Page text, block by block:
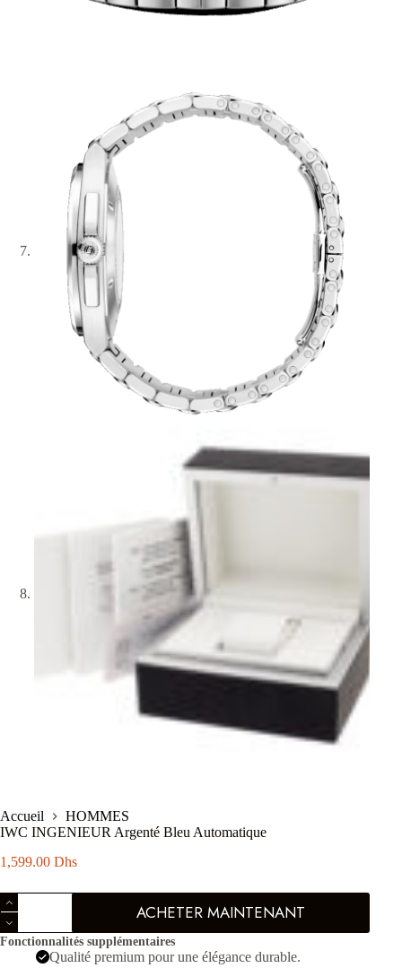
Accueil
HOMMES
IWC INGENIEUR Argenté Bleu Automatique
1,599.00 Dhs
quantité
de
IWC
INGENIEUR
Argenté
ACHETER MAINTENANT
Fonctionnalités supplémentaires
Qualité premium pour une élégance durable.